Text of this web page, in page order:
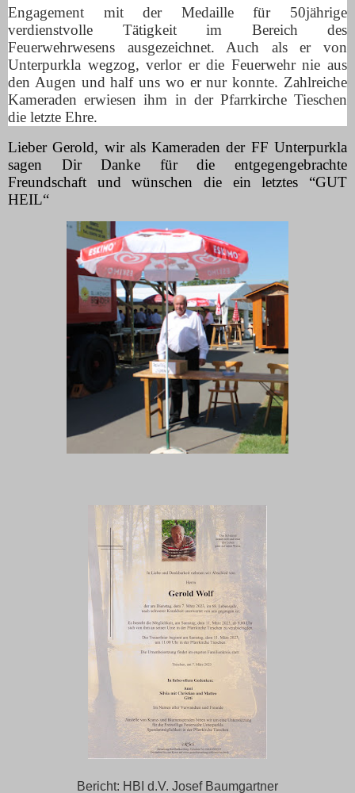
Engagement mit der Medaille für 50jährige
verdienstvolle Tätigkeit im Bereich des
Feuerwehrwesens ausgezeichnet. Auch als er von
Unterpurkla wegzog, verlor er die Feuerwehr nie aus
den Augen und half uns wo er nur konnte. Zahlreiche
Kameraden erwiesen ihm in der Pfarrkirche Tieschen
die letzte Ehre.
Lieber Gerold, wir als Kameraden der FF Unterpurkla
sagen Dir Danke für die entgegengebrachte
Freundschaft und wünschen die ein letztes “GUT
HEIL“
Bericht: HBI d.V. Josef Baumgartner